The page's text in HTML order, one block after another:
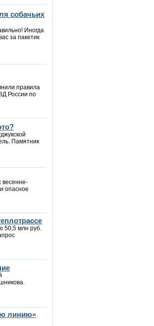
собачьих
Иногда
за пакетик
правила
России по
Памятник
весенне-
опасное
50,5 млн руб.
линию»